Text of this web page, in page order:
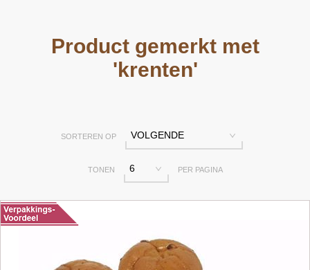
Product gemerkt met
'krenten'
SORTEREN OP VOLGENDE
TONEN 6 PER PAGINA